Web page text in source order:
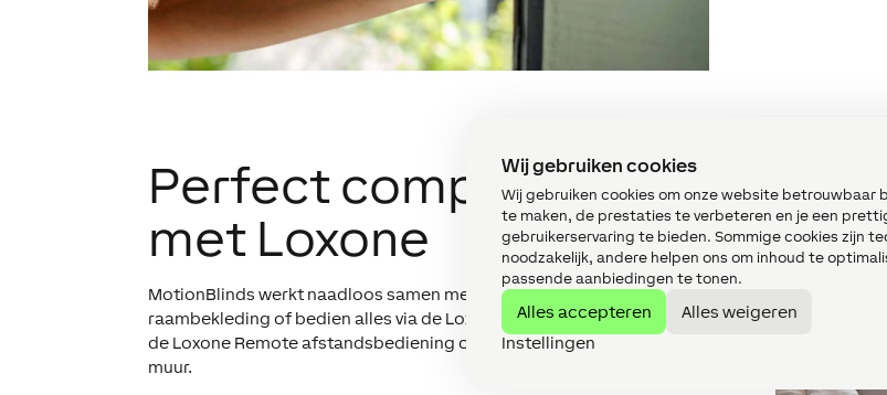
Wij gebruiken cookies
Wij gebruiken cookies om onze website betrouwbaar
te maken, de prestaties te verbeteren en je een
gebruikerservaring te bieden. Sommige cookies zijn
noodzakelijk, andere helpen ons om inhoud te
passende aanbiedingen te tonen.
Alles accepteren
Alles weigeren
Instellingen
Perfect compatibel
met Loxone
MotionBlinds werkt naadloos samen met Loxone. Automatiseer je
raambekleding of bedien alles via de Loxone App voor iOS of Android,
de Loxone Remote afstandsbediening of een drukknop tegen de
muur.